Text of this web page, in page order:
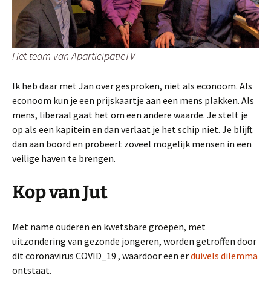
Het team van AparticipatieTV
Ik heb daar met Jan over gesproken, niet als econoom. Als
econoom kun je een prijskaartje aan een mens plakken. Als
mens, liberaal gaat het om een andere waarde. Je stelt je
op als een kapitein en dan verlaat je het schip niet. Je blijft
dan aan boord en probeert zoveel mogelijk mensen in een
veilige haven te brengen.
Kop van Jut
Met name ouderen en kwetsbare groepen, met
uitzondering van gezonde jongeren, worden getroffen door
dit coronavirus COVID_19 , waardoor een erduivels dilemma
ontstaat.